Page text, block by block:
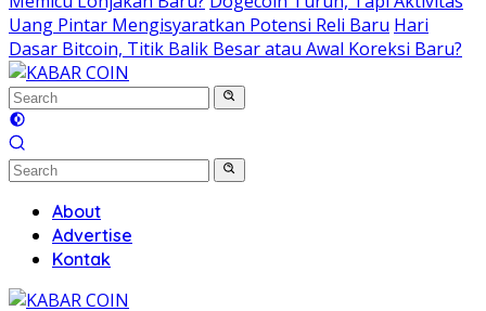
Uang Pintar Mengisyaratkan Potensi Reli Baru Hari
Dasar Bitcoin, Titik Balik Besar atau Awal Koreksi Baru?
About
Advertise
Kontak